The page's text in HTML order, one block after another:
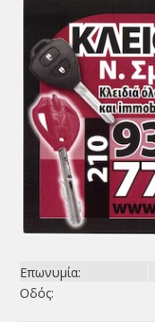
Επωνυμία:
Οδός: